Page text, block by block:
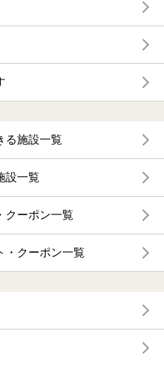
る施設一覧
設一覧
クーポン一覧
・クーポン一覧